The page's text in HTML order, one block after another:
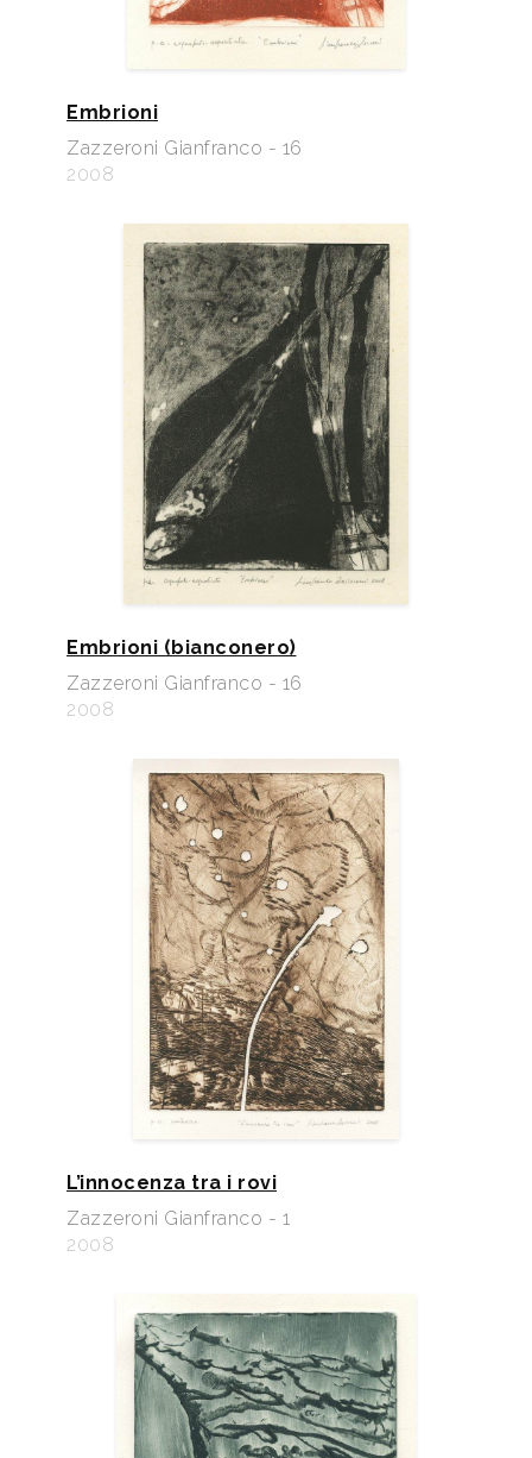
Embrioni
Zazzeroni Gianfranco - 16
2008
Embrioni (bianconero)
Zazzeroni Gianfranco - 16
2008
L’innocenza tra i rovi
Zazzeroni Gianfranco - 1
2008